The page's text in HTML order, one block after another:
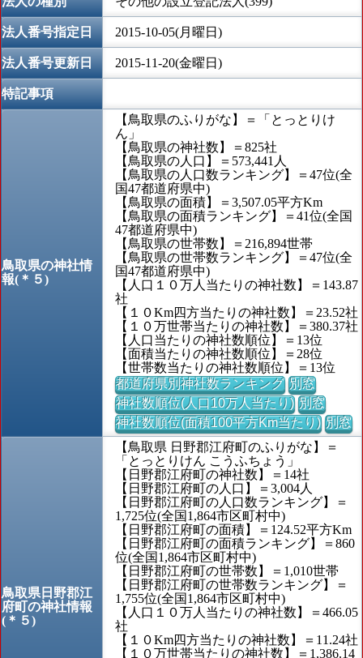
法人番号指定日 2015-10-05(月曜日)
法人番号更新日 2015-11-20(金曜日)
特記事項
鳥取県の神社情
報(＊５)
【鳥取県のふりがな】＝「とっとりけ
ん」
【鳥取県の神社数】＝825社
【鳥取県の人口】＝573,441人
【鳥取県の人口数ランキング】＝47位(全
国47都道府県中)
【鳥取県の面積】＝3,507.05平方Km
【鳥取県の面積ランキング】＝41位(全国
47都道府県中)
【鳥取県の世帯数】＝216,894世帯
【鳥取県の世帯数ランキング】＝47位(全
国47都道府県中)
【人口１０万人当たりの神社数】＝143.87
社
【１０Km四方当たりの神社数】＝23.52社
【１０万世帯当たりの神社数】＝380.37社
【人口当たりの神社数順位】＝13位
【面積当たりの神社数順位】＝28位
【世帯数当たりの神社数順位】＝13位
都道府県別神社数ランキング 別窓
神社数順位(人口10万人当たり) 別窓
神社数順位(面積100平方Km当たり) 別窓
鳥取県日野郡江
府町の神社情報
(＊５)
【鳥取県 日野郡江府町のふりがな】＝
「とっとりけん こうふちょう」
【日野郡江府町の神社数】＝14社
【日野郡江府町の人口】＝3,004人
【日野郡江府町の人口数ランキング】＝
1,725位(全国1,864市区町村中)
【日野郡江府町の面積】＝124.52平方Km
【日野郡江府町の面積ランキング】＝860
位(全国1,864市区町村中)
【日野郡江府町の世帯数】＝1,010世帯
【日野郡江府町の世帯数ランキング】＝
1,755位(全国1,864市区町村中)
【人口１０万人当たりの神社数】＝466.05
社
【１０Km四方当たりの神社数】＝11.24社
【１０万世帯当たりの神社数】＝1,386.14